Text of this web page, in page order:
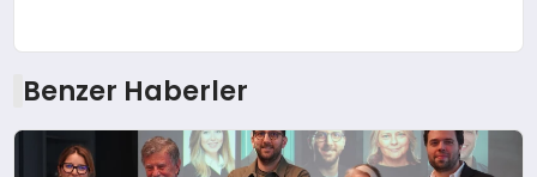
Benzer Haberler